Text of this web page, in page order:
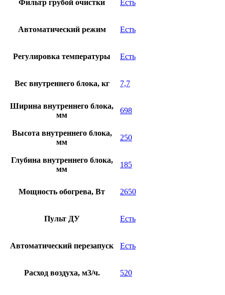
Фильтр грубой очистки Есть
Автоматический режим Есть
Регулировка температуры Есть
Вес внутреннего блока, кг 7,7
Ширина внутреннего блока,
мм
698
Высота внутреннего блока,
мм
250
Глубина внутреннего блока,
мм
185
Мощность обогрева, Вт 2650
Пульт ДУ Есть
Автоматический перезапуск Есть
Расход воздуха, м3/ч. 520